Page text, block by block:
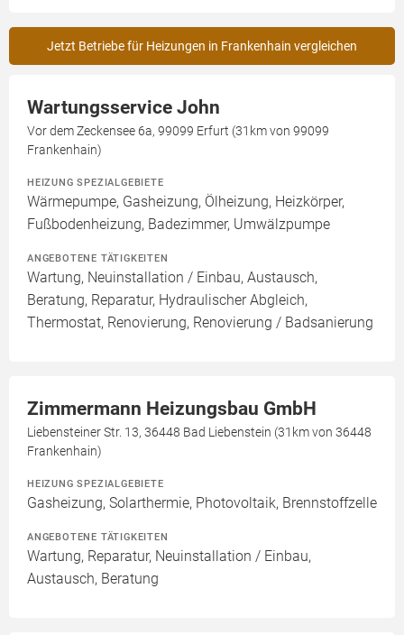
Jetzt Betriebe für Heizungen in Frankenhain vergleichen
Wartungsservice John
Vor dem Zeckensee 6a, 99099 Erfurt (31km von 99099
Frankenhain)
HEIZUNG SPEZIALGEBIETE
Wärmepumpe, Gasheizung, Ölheizung, Heizkörper,
Fußbodenheizung, Badezimmer, Umwälzpumpe
ANGEBOTENE TÄTIGKEITEN
Wartung, Neuinstallation / Einbau, Austausch,
Beratung, Reparatur, Hydraulischer Abgleich,
Thermostat, Renovierung, Renovierung / Badsanierung
Zimmermann Heizungsbau GmbH
Liebensteiner Str. 13, 36448 Bad Liebenstein (31km von 36448
Frankenhain)
HEIZUNG SPEZIALGEBIETE
Gasheizung, Solarthermie, Photovoltaik, Brennstoffzelle
ANGEBOTENE TÄTIGKEITEN
Wartung, Reparatur, Neuinstallation / Einbau,
Austausch, Beratung